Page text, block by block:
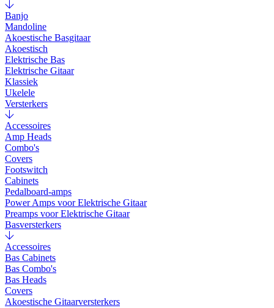
Banjo
Mandoline
Akoestische Basgitaar
Akoestisch
Elektrische Bas
Elektrische Gitaar
Klassiek
Ukelele
Versterkers
Accessoires
Amp Heads
Combo's
Covers
Footswitch
Cabinets
Pedalboard-amps
Power Amps voor Elektrische Gitaar
Preamps voor Elektrische Gitaar
Basversterkers
Accessoires
Bas Cabinets
Bas Combo's
Bas Heads
Covers
Akoestische Gitaarversterkers